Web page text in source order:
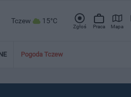
Tczew 15°C
Zgłoś Praca Mapa
Pogoda Tczew